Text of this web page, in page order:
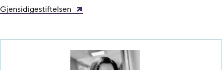
Gjensidigestiftelsen